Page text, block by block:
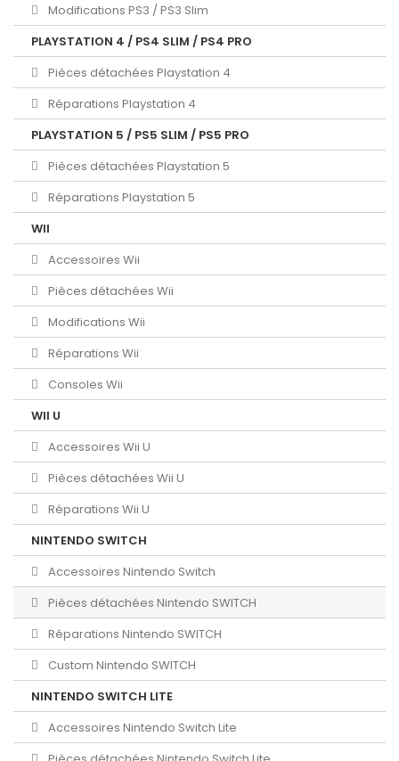
Modifications PS3 / PS3 Slim
PLAYSTATION 4 / PS4 SLIM / PS4 PRO
Pièces détachées Playstation 4
Réparations Playstation 4
PLAYSTATION 5 / PS5 SLIM / PS5 PRO
Pièces détachées Playstation 5
Réparations Playstation 5
WII
Accessoires Wii
Pièces détachées Wii
Modifications Wii
Réparations Wii
Consoles Wii
WII U
Accessoires Wii U
Pièces détachées Wii U
Réparations Wii U
NINTENDO SWITCH
Accessoires Nintendo Switch
Pièces détachées Nintendo SWITCH
Réparations Nintendo SWITCH
Custom Nintendo SWITCH
NINTENDO SWITCH LITE
Accessoires Nintendo Switch Lite